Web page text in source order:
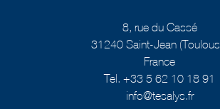
8, rue du Cassé
31240 Saint-Jean
France
Tel. +33 5 62 10 18 91
info@tesalys.fr